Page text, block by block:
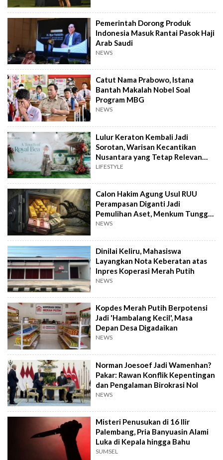
Pemerintah Dorong Produk
Indonesia Masuk Rantai Pasok Haji
Arab Saudi
NEWS
Catut Nama Prabowo, Istana
Bantah Makalah Nobel Soal
Program MBG
NEWS
Lulur Keraton Kembali Jadi
Sorotan, Warisan Kecantikan
Nusantara yang Tetap Relevan
hingga Kini
LIFESTYLE
Calon Hakim Agung Usul RUU
Perampasan Diganti Jadi
Pemulihan Aset, Menkum Tunggu
Langkah DPR
NEWS
Dinilai Keliru, Mahasiswa
Layangkan Nota Keberatan atas
Inpres Koperasi Merah Putih
NEWS
Kopdes Merah Putih Berpotensi
Jadi 'Hambalang Kecil', Masa
Depan Desa Digadaikan
NEWS
Norman Joesoef Jadi Wamenhan?
Pakar: Rawan Konflik Kepentingan
dan Pengalaman Birokrasi Nol
NEWS
Misteri Penusukan di 16 Ilir
Palembang, Pria Banyuasin Alami
Luka di Kepala hingga Bahu
SUMSEL